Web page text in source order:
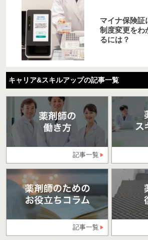
マイナ保険
制度変更をわ
るには？
キャリア&スキルアップの記事一覧
記事一覧
記事一覧